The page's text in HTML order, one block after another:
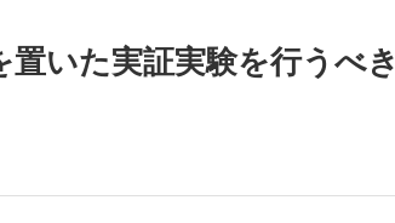
いた実証実験を行うべき